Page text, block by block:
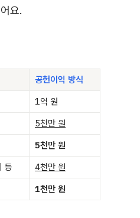
요.
공헌이익 방식
1억 원
5천만 원
5천만 원
등
4천만 원
1천만 원